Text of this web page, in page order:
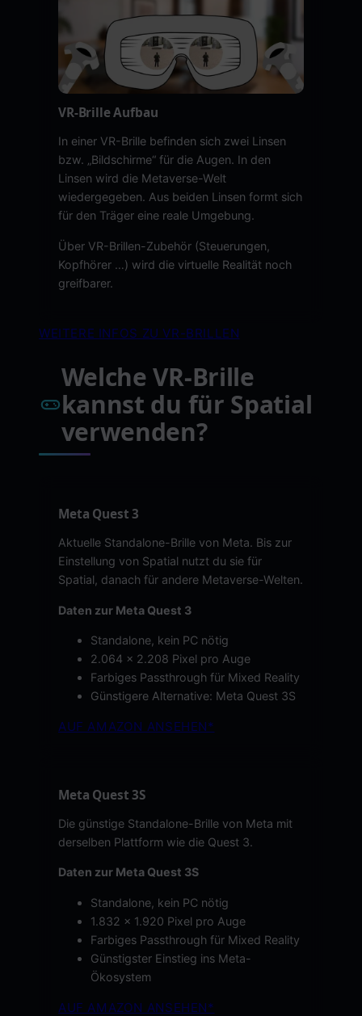
VR-Brille Aufbau
In einer VR-Brille befinden sich zwei Linsen
bzw. „Bildschirme“ für die Augen. In den
Linsen wird die Metaverse-Welt
wiedergegeben. Aus beiden Linsen formt sich
für den Träger eine reale Umgebung.
Über VR-Brillen-Zubehör (Steuerungen,
Kopfhörer …) wird die virtuelle Realität noch
greifbarer.
WEITERE INFOS ZU VR-BRILLEN
Welche VR-Brille
kannst du für Spatial
verwenden?
Meta Quest 3
Aktuelle Standalone-Brille von Meta. Bis zur
Einstellung von Spatial nutzt du sie für
Spatial, danach für andere Metaverse-Welten.
Daten zur Meta Quest 3
Standalone, kein PC nötig
2.064 x 2.208 Pixel pro Auge
Farbiges Passthrough für Mixed Reality
Günstigere Alternative: Meta Quest 3S
AUF AMAZON ANSEHEN*
Meta Quest 3S
Die günstige Standalone-Brille von Meta mit
derselben Plattform wie die Quest 3.
Daten zur Meta Quest 3S
Standalone, kein PC nötig
1.832 x 1.920 Pixel pro Auge
Farbiges Passthrough für Mixed Reality
Günstigster Einstieg ins Meta-
Ökosystem
AUF AMAZON ANSEHEN*